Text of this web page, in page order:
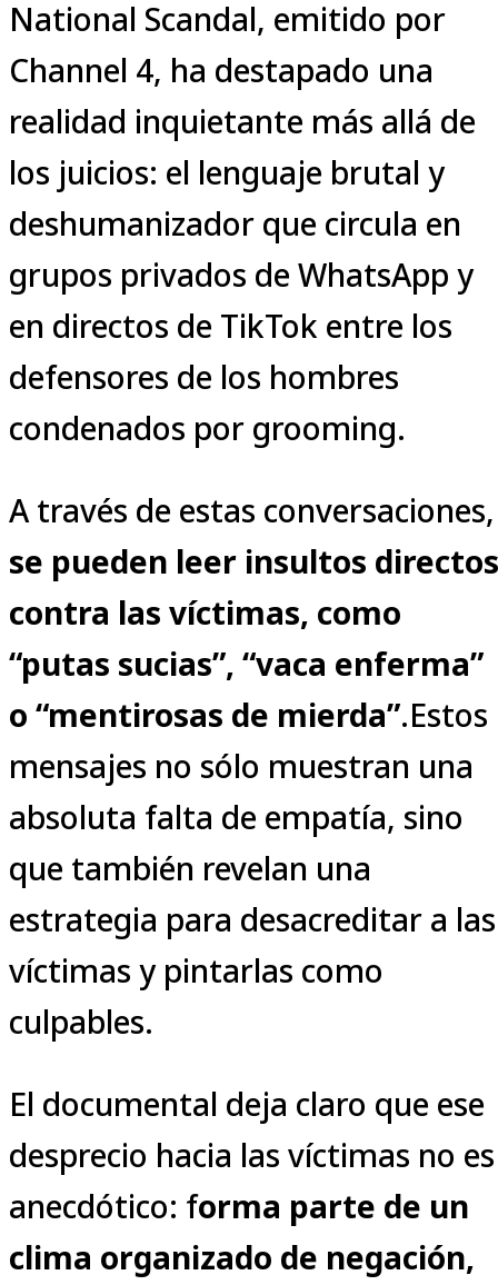
National Scandal, emitido por
Channel 4, ha destapado una
realidad inquietante más allá de
los juicios: el lenguaje brutal y
deshumanizador que circula en
grupos privados de WhatsApp y
en directos de TikTok entre los
defensores de los hombres
condenados por grooming.
A través de estas conversaciones,
se pueden leer insultos directos
contra las víctimas, como
“putas sucias”, “vaca enferma”
o “mentirosas de mierda”.Estos
mensajes no sólo muestran una
absoluta falta de empatía, sino
que también revelan una
estrategia para desacreditar a las
víctimas y pintarlas como
culpables.
El documental deja claro que ese
desprecio hacia las víctimas no es
anecdótico: forma parte de un
clima organizado de negación,